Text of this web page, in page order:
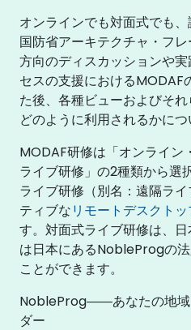
オンラインでも対面式でも
国防省アーキテクチャ・フ
方向のディスカッションや
セスの支援におけるMODAF
た後、各種ビューおよびそ
どのように利用されるかにつ
MODAF研修は「オンライン
ライブ研修」の2種類から選
ライブ研修（別名：遠隔ラ
ティブなリモートデスクト
す。対面式ライブ研修は、
は日本にあるNobleProgの
ことができます。
NobleProg――あなたの地域
ダー